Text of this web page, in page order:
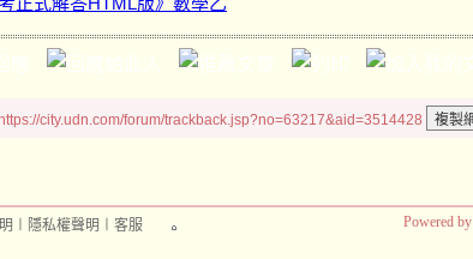
city.udn.com/forum/trackback.jsp?no=63217&aid=3514428
隱私權聲明 客服 Powered by